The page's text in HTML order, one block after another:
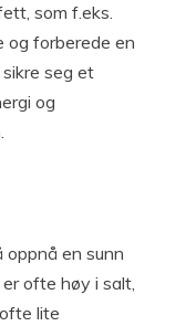
som f.eks.
og forberede en
seg et
og
en sunn
ofte høy i salt,
lite